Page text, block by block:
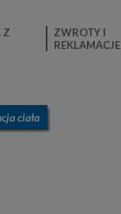
Z
ZWROTY I
REKLAMACJE
ciała